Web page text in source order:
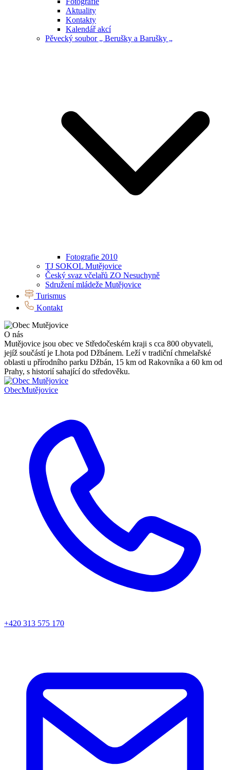
Aktuality
Kontakty
Kalendář akcí
Pěvecký soubor „ Berušky a Barušky „
Fotografie 2010
TJ SOKOL Mutějovice
Český svaz včelařů ZO Nesuchyně
Sdružení mládeže Mutějovice
Turismus
Kontakt
O nás
Mutějovice jsou obec ve Středočeském kraji s cca 800 obyvateli,
jejíž součástí je Lhota pod Džbánem. Leží v tradiční chmelařské
oblasti u přírodního parku Džbán, 15 km od Rakovníka a 60 km od
Prahy, s historií sahající do středověku.
ObecMutějovice
+420 313 575 170